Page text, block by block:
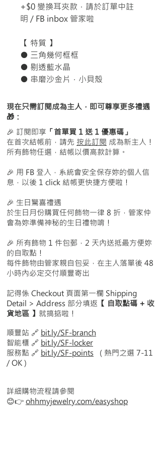
+$0 變換耳夾款，請於訂單中註
明 / FB inbox 管家啦
【 特質 】
● 三角幾何框框
● 剔透藍水晶
● 串磨沙金片，小貝殼
● 約長 6.7cm / 寬 2.3cm
現在只需訂閱成為主人，即可尊享更多禮遇
🎁：
🎉 訂閱即享 「首單買 1 送 1 優惠碼」
在首次結帳前，請先 按此訂閱 成為新主人！
所有飾物任選，結帳以價高款計算。
🎉 用 FB 登入，系統會安全保存妳的個人信
息，以後 1 click 結帳更快捷方便啦！
🎉 生日驚喜禮遇
於生日月份購買任何飾物一律 8 折，管家仲
會為妳準備神秘的生日禮物唷！
🎉 所有飾物 1 件包郵，2 天內送抵最方便妳
的自取點！
每件飾物由管家親自包妥，在主人落單後 48
小時內必定交付順豐寄出
記得係 Checkout 頁面第一欄 Shipping
Detail > Address 部分填返 【 自取點碼 + 收
貨地區 】 就搞掂啦！
順豐站 🔗 bit.ly/SF-branch
智能櫃 🔗 bit.ly/SF-locker
服務點 🔗 bit.ly/SF-points
( 熱門之選 7-11
/ OK )
詳細購物流程請參閱
😊👉 ohhmyjewelry.com/easyshop